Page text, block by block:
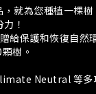
就為您種植一棵樹
！
給保護和恢復自然
樹。
Neutral 等多